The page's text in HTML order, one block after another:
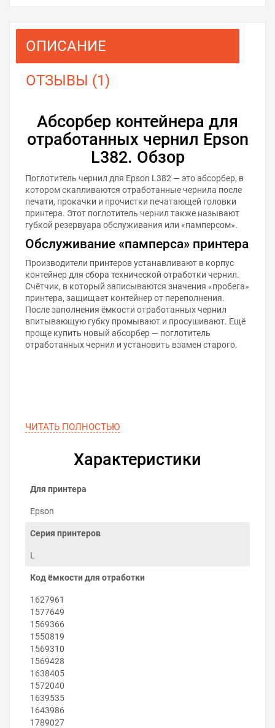
ОПИСАНИЕ
ОТЗЫВЫ (1)
Абсорбер контейнера для
отработанных чернил Epson
L382. Обзор
Поглотитель чернил для Epson L382 — это абсорбер, в
котором скапливаются отработанные чернила после
печати, прокачки и прочистки печатающей головки
принтера. Этот поглотитель чернил также называют
губкой резервуара обслуживания или «памперсом».
Обслуживание «памперса» принтера
Производители принтеров устанавливают в корпус
контейнер для сбора технической отработки чернил.
Счётчик, в который записываются значения «пробега»
принтера, защищает контейнер от переполнения.
После заполнения ёмкости отработанных чернил
впитывающую губку промывают и просушивают. Ещё
проще купить новый абсорбер — поглотитель
отработанных чернил и установить взамен старого.
Как заменить поглотитель чернил
на Epson L382
Выключите принтер.
Выкрутите винт с задней стороны принтера
возле резервуара обслуживания.
Снимите контейнер отработанных чернил.
Извлеките элементы старого поглотителя
чернил.
Вложите элементы нового поглотителя чернил в
контейнер.
Установите контейнер в принтер.
Закрутите винт.
ЧИТАТЬ ПОЛНОСТЬЮ
Характеристики
Для принтера
Epson
Серия принтеров
L
Код ёмкости для отработки
1627961
1577649
1569366
1550819
1569310
1569428
1638405
1572040
1639535
1643986
1789027